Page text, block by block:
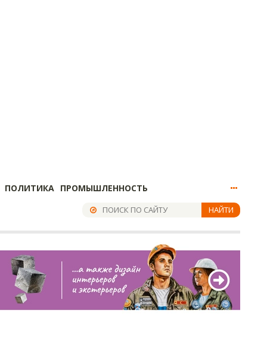
ПОЛИТИКА ПРОМЫШЛЕННОСТЬ
НАЙТИ